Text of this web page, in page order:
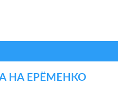
НА ЕРЁМЕНКО